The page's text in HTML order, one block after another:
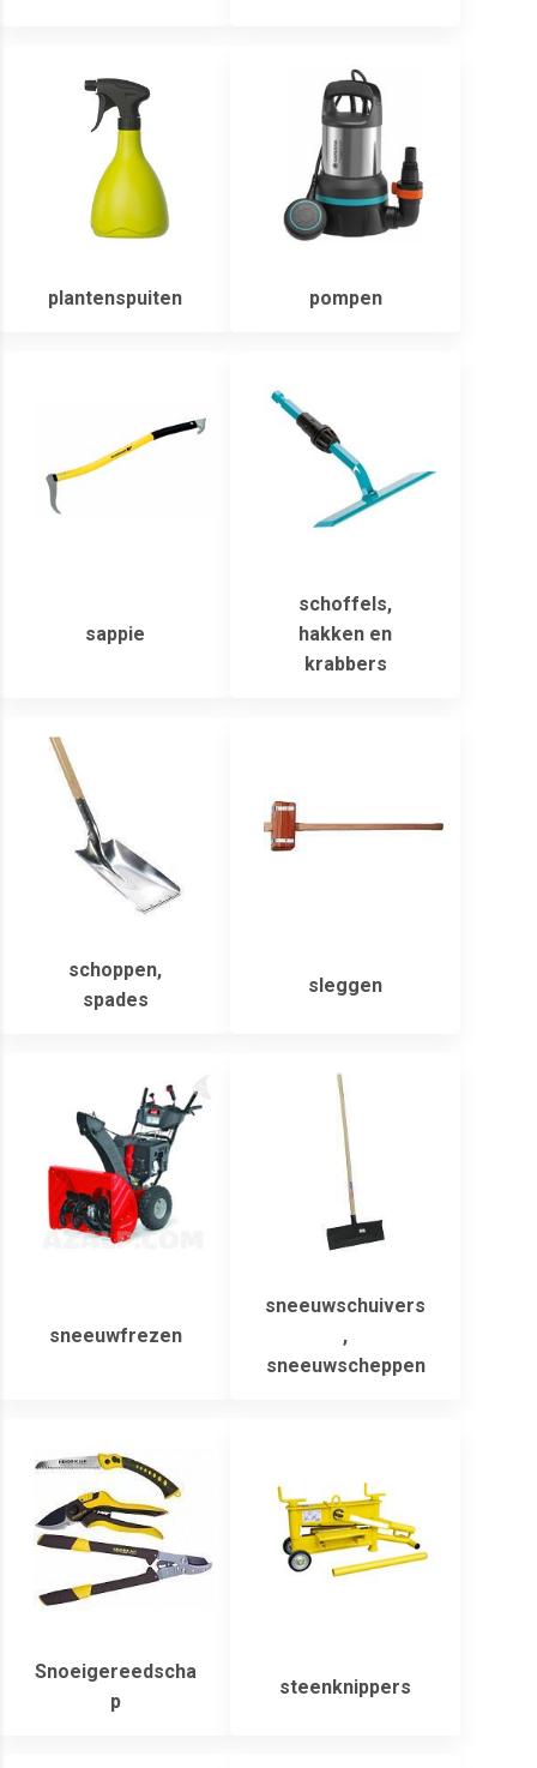
plantenspuiten pompen
sappie
schoffels,
hakken en
krabbers
schoppen,
spades
sleggen
sneeuwfrezen
sneeuwschuivers
,
sneeuwscheppen
Snoeigereedscha
p
steenknippers